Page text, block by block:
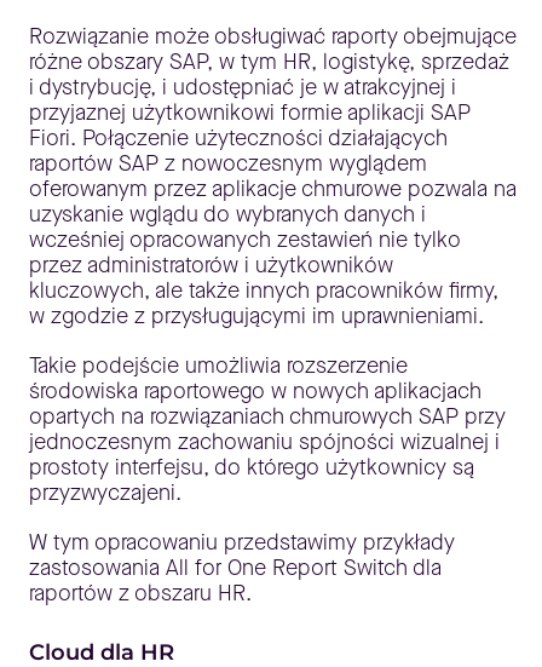
Rozwiązanie może obsługiwać raporty obejmujące
różne obszary SAP, w tym HR, logistykę, sprzedaż
i dystrybucję, i udostępniać je w atrakcyjnej i
przyjaznej użytkownikowi formie aplikacji SAP
Fiori. Połączenie użyteczności działających
raportów SAP z nowoczesnym wyglądem
oferowanym przez aplikacje chmurowe pozwala na
uzyskanie wglądu do wybranych danych i
wcześniej opracowanych zestawień nie tylko
przez administratorów i użytkowników
kluczowych, ale także innych pracowników firmy,
w zgodzie z przysługującymi im uprawnieniami.
Takie podejście umożliwia rozszerzenie
środowiska raportowego w nowych aplikacjach
opartych na rozwiązaniach chmurowych SAP przy
jednoczesnym zachowaniu spójności wizualnej i
prostoty interfejsu, do którego użytkownicy są
przyzwyczajeni.
W tym opracowaniu przedstawimy przykłady
zastosowania All for One Report Switch dla
raportów z obszaru HR.
Cloud dla HR